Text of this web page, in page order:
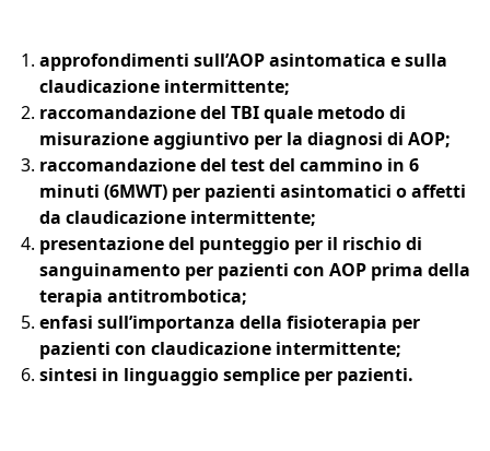
approfondimenti sull’AOP asintomatica e sulla
claudicazione intermittente;
raccomandazione del TBI quale metodo di
misurazione aggiuntivo per la diagnosi di AOP;
raccomandazione del test del cammino in 6
minuti (6MWT) per pazienti asintomatici o affetti
da claudicazione intermittente;
presentazione del punteggio per il rischio di
sanguinamento per pazienti con AOP prima della
terapia antitrombotica;
enfasi sull’importanza della fisioterapia per
pazienti con claudicazione intermittente;
sintesi in linguaggio semplice per pazienti.